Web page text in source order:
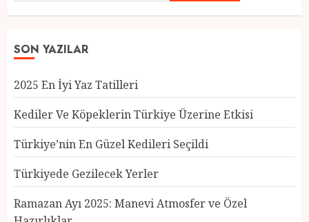
SON YAZILAR
2025 En İyi Yaz Tatilleri
Kediler Ve Köpeklerin Türkiye Üzerine Etkisi
Türkiye’nin En Güzel Kedileri Seçildi
Türkiyede Gezilecek Yerler
Ramazan Ayı 2025: Manevi Atmosfer ve Özel
Türkiye’nin En Güzel Kedileri
Seçildi
12 MART 2025